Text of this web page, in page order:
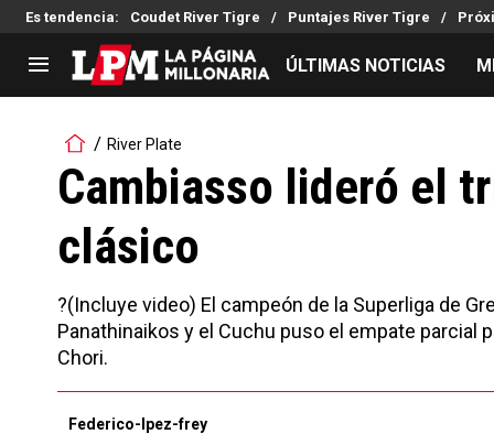
Es tendencia: Coudet River Tigre Puntajes River Tigre
LIGA PROFESIONAL
Noticias
Tabla de posiciones
Fixture
Reserva
Copa Sudamericana
Copa Argentina
ÚLTIMAS NOTICIAS
River Plate
Cambiasso lideró el
clásico
?(Incluye video) El campeón de la Superliga de
Panathinaikos y el Cuchu puso el empate parcial
Chori.
Federico-lpez-frey